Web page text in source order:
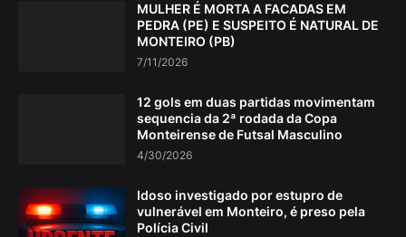
MULHER É MORTA A FACADAS EM
PEDRA (PE) E SUSPEITO É NATURAL DE
MONTEIRO (PB)
7/11/2026
12 gols em duas partidas movimentam
sequencia da 2ª rodada da Copa
Monteirense de Futsal Masculino
4/30/2026
Idoso investigado por estupro de
vulnerável em Monteiro, é preso pela
Polícia Civil